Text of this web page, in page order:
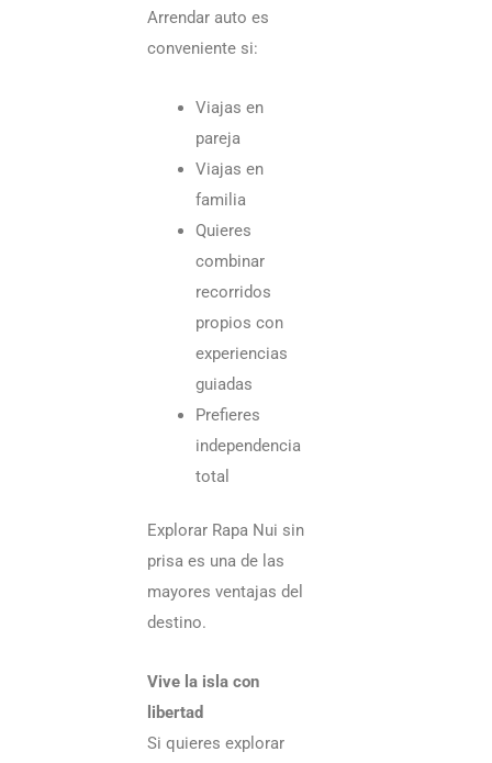
Arrendar auto es
conveniente si:
Viajas en
pareja
Viajas en
familia
Quieres
combinar
recorridos
propios con
experiencias
guiadas
Prefieres
independencia
total
Explorar Rapa Nui sin
prisa es una de las
mayores ventajas del
destino.
Vive la isla con
libertad
Si quieres explorar